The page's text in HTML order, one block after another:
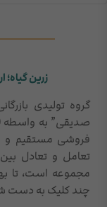
زرین گیاه؛
گروه تولیدی
فروشی مستقیم و
تعامل و تعادل
مجموعه است، تا
چند کلیک به دست